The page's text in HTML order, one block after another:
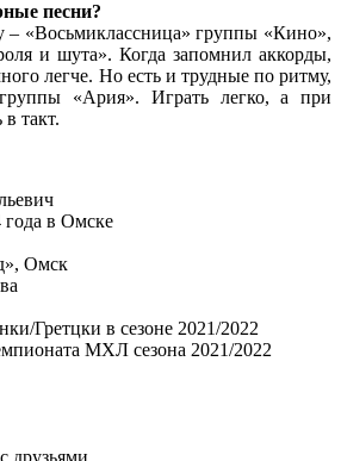
песни?
– «Восьмиклассница» группы «Кино»,
и шута». Когда запомнил аккорды,
легче. Но есть и трудные по ритму,
«Ария». Играть легко, а при
такт.
года в Омске
Омск
Гретцки в сезоне 2021/2022
МХЛ сезона 2021/2022